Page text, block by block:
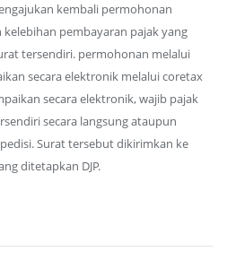
kembali permohonan
pembayaran pajak yang
tersendiri. permohonan melalui
secara elektronik melalui coretax
secara elektronik, wajib pajak
secara langsung ataupun
Surat tersebut dikirimkan ke
ditetapkan DJP.